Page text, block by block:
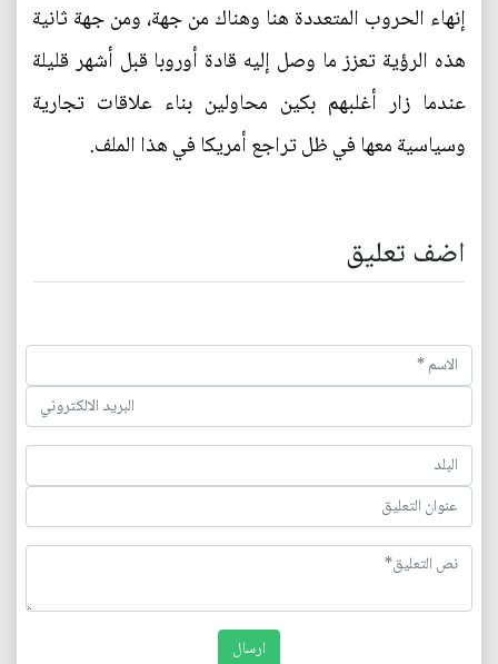
إنهاء الحروب المتعددة هنا وهناك من جهة، ومن جهة ثانية
هذه الرؤية تعزز ما وصل إليه قادة أوروبا قبل أشهر قليلة
عندما زار أغلبهم بكين محاولين بناء علاقات تجارية
وسياسية معها في ظل تراجع أمريكا في هذا الملف.
اضف تعليق